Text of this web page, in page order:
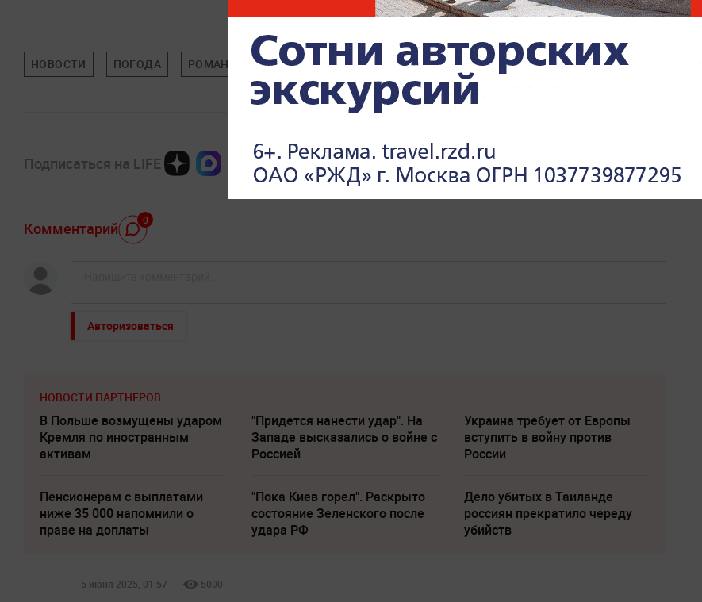
НОВОСТИ ПОГОДА РОМАН ВИЛЬФАНД ОБЩЕСТВО МОСКВА
Подписаться на LIFE
Комментарий 0
Авторизоваться
НОВОСТИ ПАРТНЕРОВ
В Польше возмущены ударом
Кремля по иностранным
активам
"Придется нанести удар". На
Западе высказались о войне с
Россией
Украина требует от Европы
вступить в войну против
России
Пенсионерам с выплатами
ниже 35 000 напомнили о
праве на доплаты
"Пока Киев горел". Раскрыто
состояние Зеленского после
удара РФ
Дело убитых в Таиланде
россиян прекратило череду
убийств
5 июня 2025, 01:57 5000